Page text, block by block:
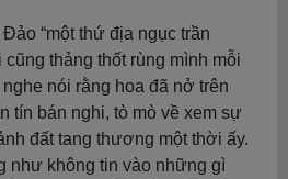
“một thứ địa ngục trần
cũng thảng thốt rùng mình mỗi
nói rằng hoa đã nở trên
tín bán nghi, tò mò về xem sự
đất tang thương một thời ấy.
như không tin vào những gì